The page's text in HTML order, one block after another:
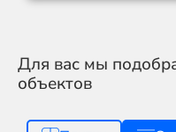
Для вас мы
объектов